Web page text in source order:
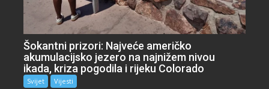
Šokantni prizori: Najveće američko
akumulacijsko jezero na najnižem nivou
ikada, kriza pogodila i rijeku Colorado
Svijet Vijesti